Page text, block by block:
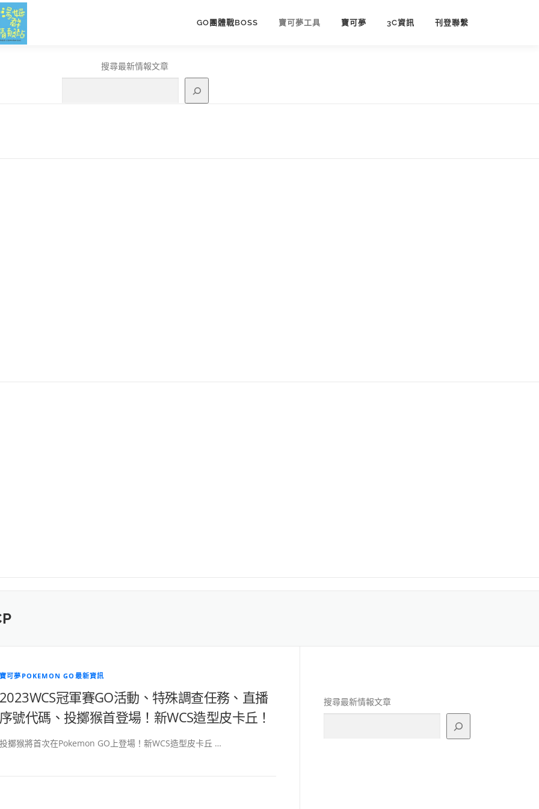
GO團體戰BOSS 寶可夢工具 寶可夢 3C資訊 刊登聯繫
搜尋最新情報文章
寶可夢POKEMON GO最新資訊
2023WCS冠軍賽GO活動、特殊調查任務、直播
序號代碼、投擲猴首登場！新WCS造型皮卡丘！
投擲猴將首次在Pokemon GO上登場！新WCS造型皮卡丘 …
搜尋最新情報文章